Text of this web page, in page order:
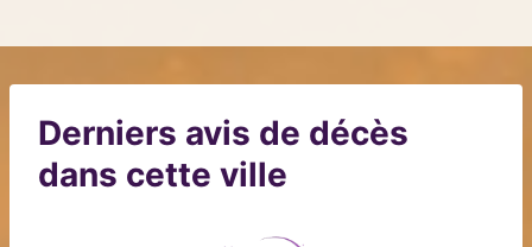
Derniers avis de décès
dans cette ville